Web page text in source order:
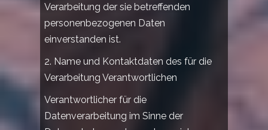
Verarbeitung der sie betreffenden
personenbezogenen Daten
einverstanden ist.
2. Name und Kontaktdaten des für die
Verarbeitung Verantwortlichen
Verantwortlicher für die
Datenverarbeitung im Sinne der